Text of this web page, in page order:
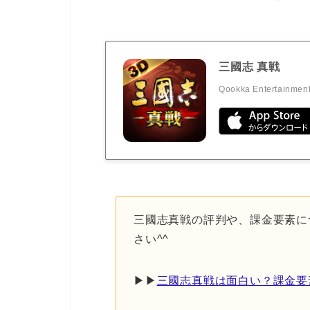
三國志 真戦
Qookka
三國志真戦の評判や、課金要素
さい^^
▶︎▶︎ 三國志真戦は面白い？課金